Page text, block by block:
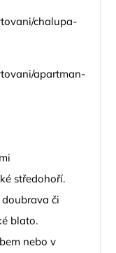
chalupa-
apartman-
středohoří.
či
blato.
nebo v